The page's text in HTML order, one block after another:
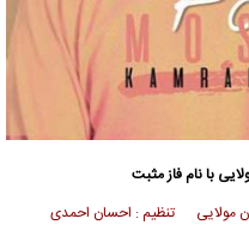
با نام فاز مثبت
مولایی تنظیم : احسان احمدی